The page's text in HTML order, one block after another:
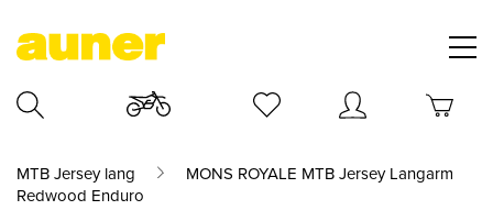
MTB Jersey lang
MONS ROYALE MTB Jersey Langarm
Redwood Enduro